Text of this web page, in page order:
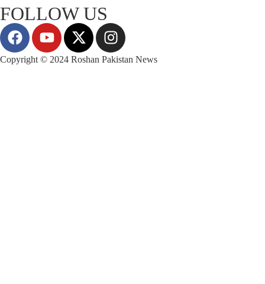
FOLLOW US
Copyright © 2024 Roshan Pakistan News